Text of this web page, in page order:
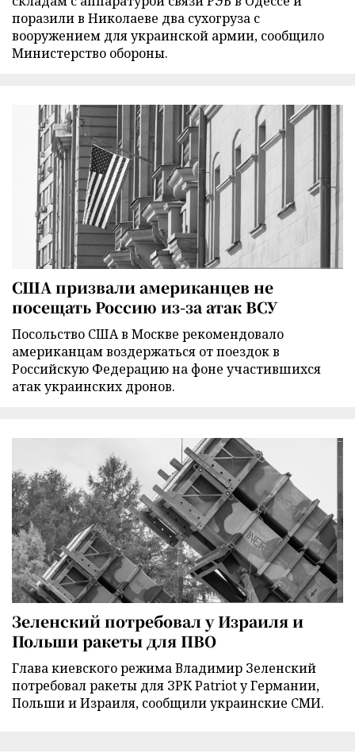
поразили в Николаеве два сухогруза с
вооружением для украинской армии, сообщило
Министерство обороны.
США призвали американцев не
посещать Россию из-за атак ВСУ
Посольство США в Москве рекомендовало
американцам воздержаться от поездок в
Российскую Федерацию на фоне участившихся
атак украинских дронов.
Зеленский потребовал у Израиля и
Польши ракеты для ПВО
Глава киевского режима Владимир Зеленский
потребовал ракеты для ЗРК Patriot у Германии,
Польши и Израиля, сообщили украинские СМИ.